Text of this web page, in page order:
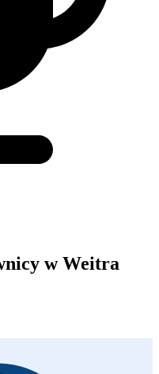
w Weitra